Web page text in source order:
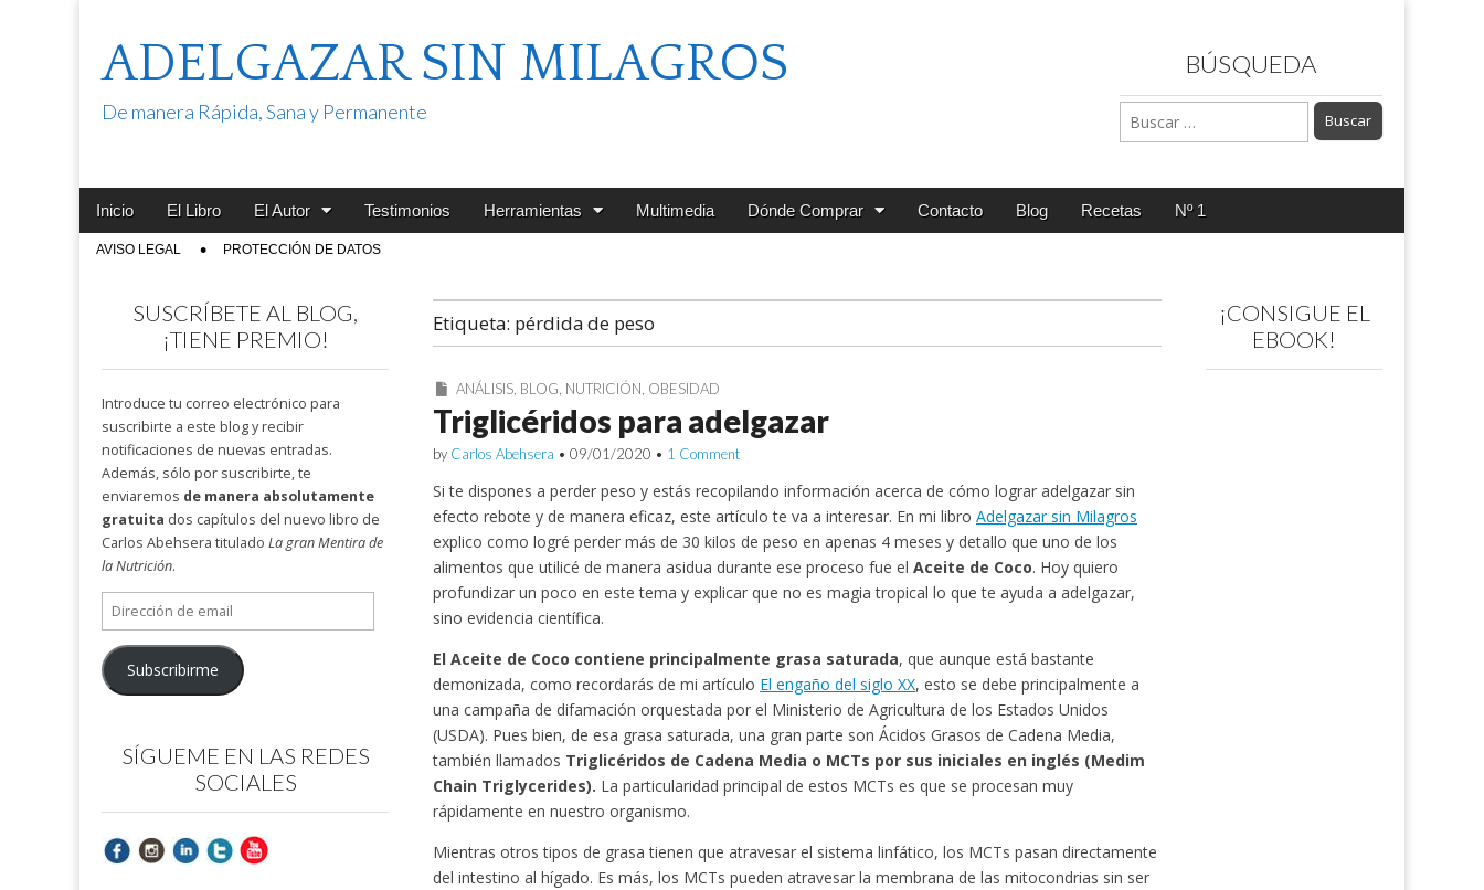
ADELGAZAR SIN MILAGROS
De manera Rápida, Sana y Permanente
BÚSQUEDA
Buscar:
Main
Skip
content
Inicio El Libro El Autor Testimonios Herramientas Multimedia Dónde Comprar Contacto Blog Recetas Nº 1
SubAVISO LEGAL PROTECCIÓN DE DATOS
Etiqueta: pérdida de peso
ANÁLISIS, BLOG, NUTRICIÓN, OBESIDAD
Triglicéridos para adelgazar
by Carlos Abehsera • 09/01/2020 • 1 Comment
Si te dispones a perder peso y estás recopilando información acerca de cómo lograr adelgazar sin
efecto rebote y de manera eficaz, este artículo te va a interesar. En mi libro Adelgazar sin Milagros
explico como logré perder más de 30 kilos de peso en apenas 4 meses y detallo que uno de los
alimentos que utilicé de manera asidua durante ese proceso fue el Aceite de Coco. Hoy quiero
profundizar un poco en este tema y explicar que no es magia tropical lo que te ayuda a adelgazar,
sino evidencia científica.
El Aceite de Coco contiene principalmente grasa saturada, que aunque está bastante
demonizada, como recordarás de mi artículo El engaño del siglo XX, esto se debe principalmente a
una campaña de difamación orquestada por el Ministerio de Agricultura de los Estados Unidos
(USDA). Pues bien, de esa grasa saturada, una gran parte son Ácidos Grasos de Cadena Media,
también llamados Triglicéridos de Cadena Media o MCTs por sus iniciales en inglés (Medim
Chain Triglycerides). La particularidad principal de estos MCTs es que se procesan muy
rápidamente en nuestro organismo.
Mientras otros tipos de grasa tienen que atravesar el sistema linfático, los MCTs pasan directamente
del intestino al hígado. Es más, los MCTs pueden atravesar la membrana de las mitocondrias sin ser
SUSCRÍBETE AL BLOG,
¡TIENE PREMIO!
Introduce tu correo electrónico para
suscribirte a este blog y recibir
notificaciones de nuevas entradas.
Además, sólo por suscribirte, te
enviaremos de manera absolutamente
gratuita dos capítulos del nuevo libro de
Carlos Abehsera titulado La gran Mentira de
la Nutrición.
Dirección
de
email
Subscribirme
SÍGUEME EN LAS REDES
SOCIALES
¡CONSIGUE EL
EBOOK!